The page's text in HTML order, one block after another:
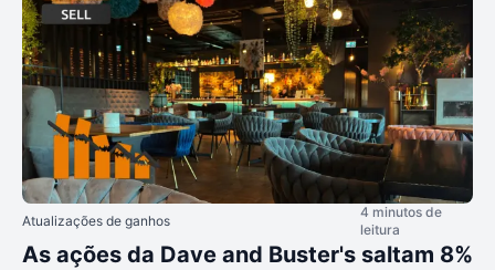
Atualizações de ganhos
4 minutos de
leitura
As ações da Dave and Buster's saltam 8%